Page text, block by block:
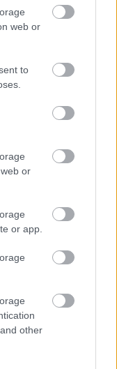
web or
to
or
or app.
other
- Στον
«πράσινα»,
τις
με τα μεγάλα